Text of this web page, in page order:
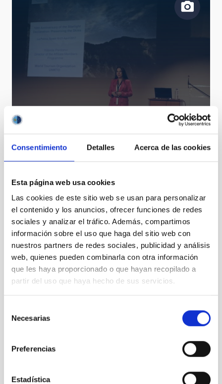
Consentimiento Detalles Acerca de las cookies
Esta página web usa cookies
Las cookies de este sitio web se usan para personalizar
el contenido y los anuncios, ofrecer funciones de redes
sociales y analizar el tráfico. Además, compartimos
información sobre el uso que haga del sitio web con
nuestros partners de redes sociales, publicidad y análisis
web, quienes pueden combinarla con otra información
que les haya proporcionado o que hayan recopilado a
partir del uso que haya hecho de sus servicios.
Necesarias
Preferencias
Estadística
Cielos estrellados y desarrollo sostenible
Las grandes eras de la evolución del Universo pasan
por Fuerteventura